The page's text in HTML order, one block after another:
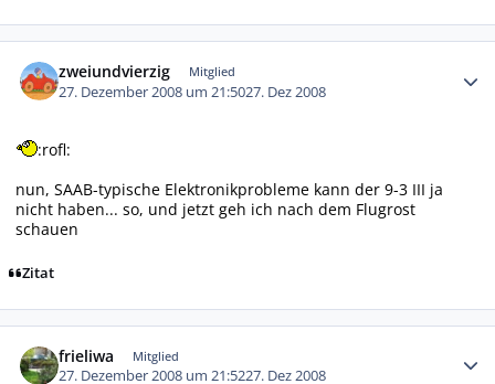
zweiundvierzig Mitglied
27. Dezember 2008 um 21:5027. Dez 2008
:rofl:
nun, SAAB-typische Elektronikprobleme kann der 9-3 III ja
nicht haben... so, und jetzt geh ich nach dem Flugrost
schauen
Zitat
frieliwa Mitglied
27. Dezember 2008 um 21:5227. Dez 2008